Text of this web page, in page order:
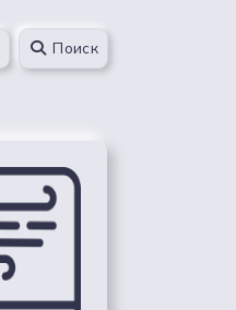
Поиск